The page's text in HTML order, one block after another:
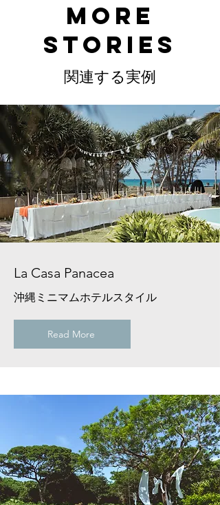
MORE
STORIES
関連する実例
La Casa Panacea
沖縄ミニマムホテルスタイル
Read More